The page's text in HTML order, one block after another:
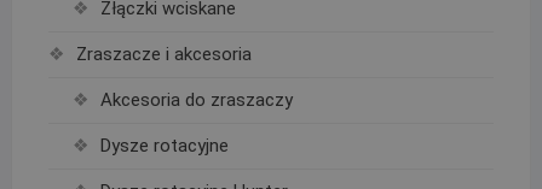
Złączki wciskane
Zraszacze i akcesoria
Akcesoria do zraszaczy
Dysze rotacyjne